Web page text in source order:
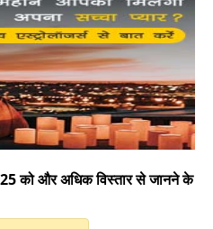
को और अधिक विस्तार से जानने के